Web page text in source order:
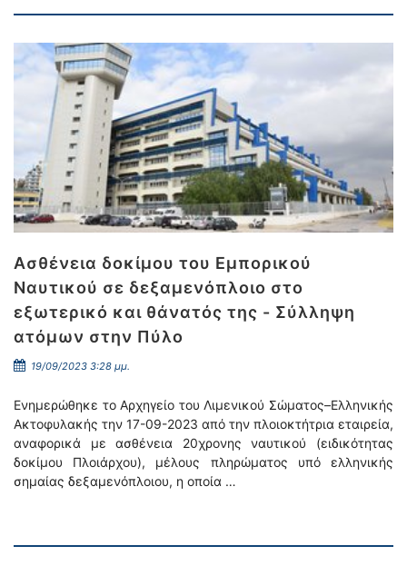
Ασθένεια δοκίμου του Εμπορικού
Ναυτικού σε δεξαμενόπλοιο στο
εξωτερικό και θάνατός της - Σύλληψη
ατόμων στην Πύλο
19/09/2023 3:28 μμ.
Ενημερώθηκε το Αρχηγείο του Λιμενικού Σώματος–Ελληνικής
Ακτοφυλακής την 17-09-2023 από την πλοιοκτήτρια εταιρεία,
αναφορικά με ασθένεια 20χρονης ναυτικού (ειδικότητας
δοκίμου Πλοιάρχου), μέλους πληρώματος υπό ελληνικής
σημαίας δεξαμενόπλοιου, η οποία …